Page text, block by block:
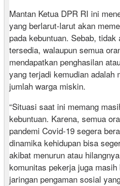
Mantan Ketua DPR RI ini
yang berlarut-larut akan
pada kebuntuan. Sebab,
tersedia, walaupun semua
mendapatkan penghasilan
yang terjadi kemudian adalah
jumlah warga miskin.
“Situasi saat ini memang
kebuntuan. Karena, semua
pandemi Covid-19 segera
dinamika kehidupan bisa
akibat menurun atau
komunitas pekerja juga
jaringan pengaman sosial